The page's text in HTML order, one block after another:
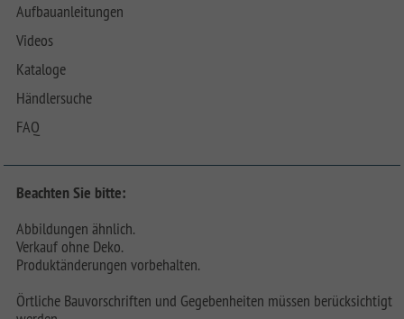
Aufbauanleitungen
Videos
Kataloge
Händlersuche
FAQ
Beachten Sie bitte:
Abbildungen ähnlich.
Verkauf ohne Deko.
Produktänderungen vorbehalten.
Örtliche Bauvorschriften und Gegebenheiten müssen berücksichtigt